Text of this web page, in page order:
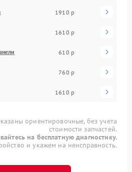
1910 р
1610 р
610 р
760 р
1610 р
ориентировочные, без учета
стоимости запчастей.
на бесплатную диагностику.
и укажем на неисправность.